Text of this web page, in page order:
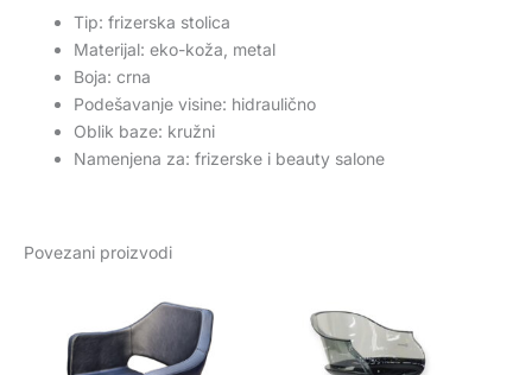
Tip: frizerska stolica
Materijal: eko-koža, metal
Boja: crna
Podešavanje visine: hidraulično
Oblik baze: kružni
Namenjena za: frizerske i beauty salone
Povezani proizvodi